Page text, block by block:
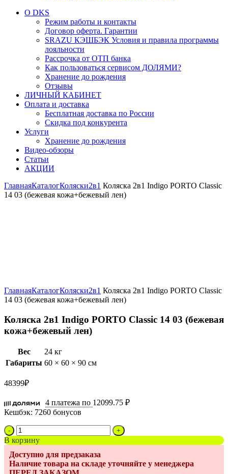
О DKS
Режим работы и контакты
Договор оферта. Гарантии
SRAZU КЭШБЭК Условия и правила программы
лояльности
Рассрочка от ОТП банка
Как пользоваться сервисом ДОЛЯМИ?
Хранение до рождения
Отзывы
ЛИЧНЫЙ КАБИНЕТ
Оплата и доставка
Бесплатная доставка по России
Скидка под конкурента
Услуги
Хранение до рождения
Видео-обзоры
Статьи
АКЦИИ
ГлавнаяКаталогКоляски2в1 Коляска 2в1 Indigo PORTO Classic
14 03 (бежевая кожа+бежевый лен)
ГлавнаяКаталогКоляски2в1 Коляска 2в1 Indigo PORTO Classic
14 03 (бежевая кожа+бежевый лен)
Коляска 2в1 Indigo PORTO Classic 14 03 (бежевая
кожа+бежевый лен)
Вес
24 кг
Габариты 60 × 60 × 90 см
48399₽
4 платежа по 12099.75 ₽
Кешбэк: 7260 бонусов
Количество
товара
Коляска
2в1
Indigo
В корзину
Доступно для предзаказа
Наличие товара на складе уточняйте у менеджера